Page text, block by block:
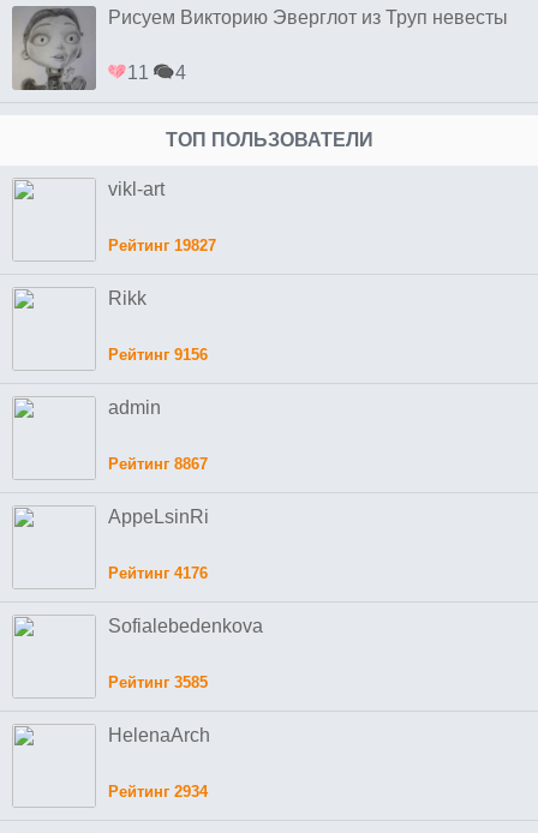
Рисуем Викторию Эверглот из Труп невесты
11 4
ТОП ПОЛЬЗОВАТЕЛИ
vikl-art
Рейтинг 19827
Rikk
Рейтинг 9156
admin
Рейтинг 8867
AppeLsinRi
Рейтинг 4176
Sofialebedenkova
Рейтинг 3585
HelenaArch
Рейтинг 2934